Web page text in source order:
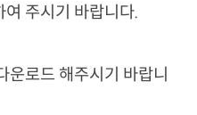
주시기 바랍니다.
운로드 해주시기 바랍니